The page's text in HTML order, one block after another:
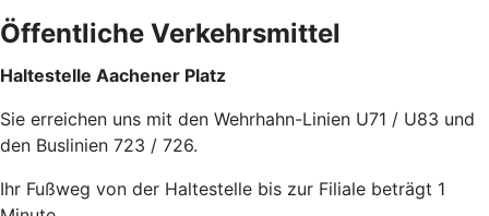
Öffentliche Verkehrsmittel
Haltestelle Aachener Platz
Sie erreichen uns mit den Wehrhahn-Linien U71 / U83 und
den Buslinien 723 / 726.
Ihr Fußweg von der Haltestelle bis zur Filiale beträgt 1